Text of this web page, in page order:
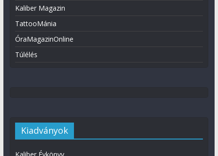
Kaliber Magazin
TattooMánia
ÓraMagazinOnline
Túlélés
Kiadványok